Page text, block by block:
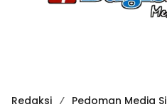
Redaksi Pedoman Media